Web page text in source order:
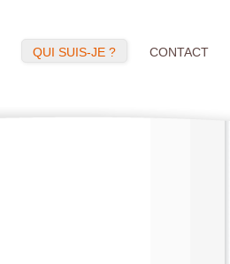
QUI SUIS-JE ? CONTACT